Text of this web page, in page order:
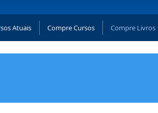
Celisa Beranger|Programa p/ Formação
|Compre Cursos
Atuais Compre Cursos Compre Livros